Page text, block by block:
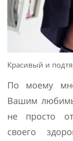
Красивый и
По моему
Вашим
не просто
своего